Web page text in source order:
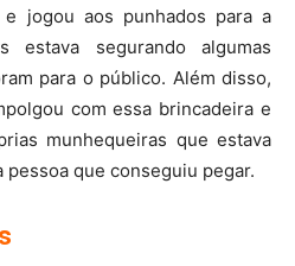
jogou aos punhados para a
segurando algumas
para o público. Além disso,
com essa brincadeira e
munhequeiras que estava
pessoa que conseguiu pegar.